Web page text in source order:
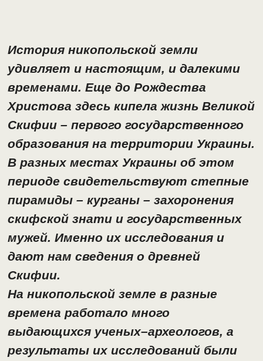
История никопольской земли
удивляет и настоящим, и далекими
временами. Еще до Рождества
Христова здесь кипела жизнь Великой
Скифии – первого государственного
образования на территории Украины.
В разных местах Украины об этом
периоде свидетельствуют степные
пирамиды – курганы – захоронения
скифской знати и государственных
мужей. Именно их исследования и
дают нам сведения о древней
Скифии.
На никопольской земле в разные
времена работало много
выдающихся ученых–археологов, а
результаты их исследований были